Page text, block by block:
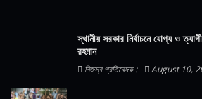
স্থানীয় সরকার নির্বাচনে যোগ্য ও
রহমান
নিজস্ব প্রতিবেদক : August 10,